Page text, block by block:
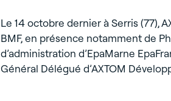
Le 14 octobre dernier à Serris (77),
BMF, en présence notamment de
d’administration d’EpaMarne
Général Délégué d’AXTOM